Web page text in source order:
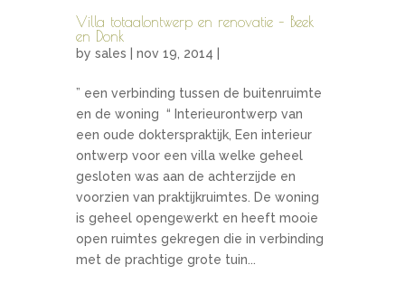
Villa totaalontwerp en renovatie – Beek
en Donk
by sales | nov 19, 2014 |
” een verbinding tussen de buitenruimte
en de woning “ Interieurontwerp van
een oude dokterspraktijk, Een interieur
ontwerp voor een villa welke geheel
gesloten was aan de achterzijde en
voorzien van praktijkruimtes. De woning
is geheel opengewerkt en heeft mooie
open ruimtes gekregen die in verbinding
met de prachtige grote tuin...